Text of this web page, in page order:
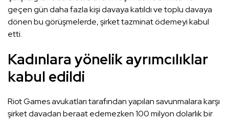
geçen gün daha fazla kişi davaya katıldı ve toplu davaya
dönen bu görüşmelerde, şirket tazminat ödemeyi kabul
etti.
Kadınlara yönelik ayrımcılıklar
kabul edildi
Riot Games avukatları tarafından yapılan savunmalara karşı
şirket davadan beraat edemezken 100 milyon dolarlık bir